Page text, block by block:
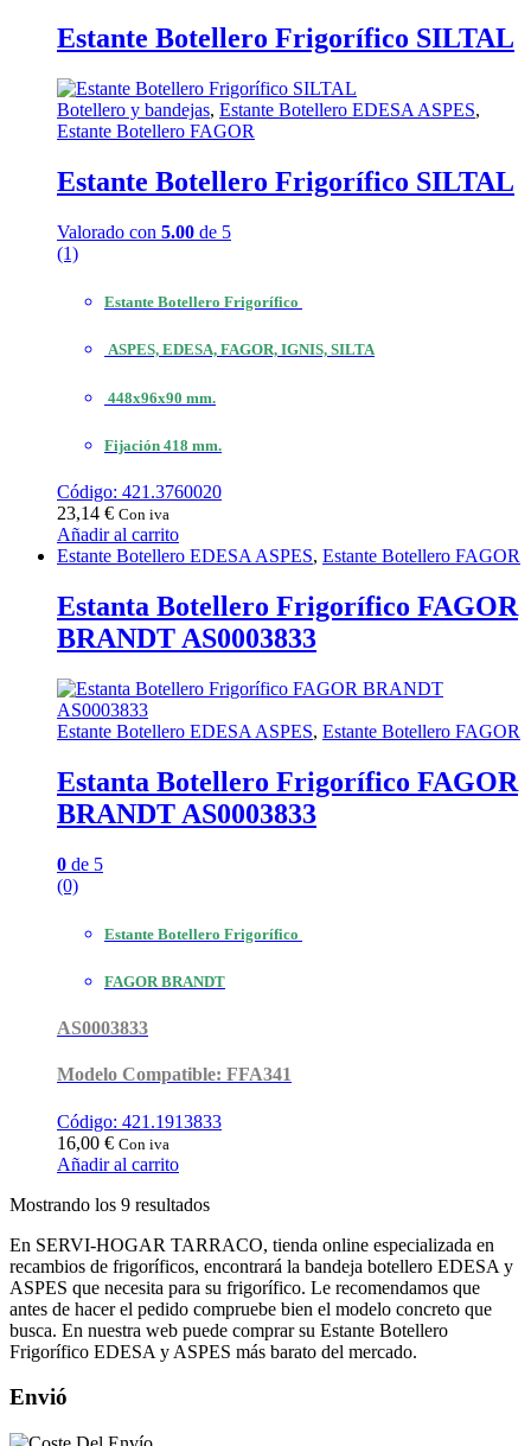
Estante Botellero Frigorífico SILTAL
Botellero y bandejas, Estante Botellero EDESA ASPES,
Estante Botellero FAGOR
Estante Botellero Frigorífico SILTAL
Valorado con 5.00 de 5
(1)
Estante Botellero Frigorífico
ASPES, EDESA, FAGOR, IGNIS, SILTA
448x96x90 mm.
Fijación 418 mm.
Código: 421.3760020
23,14 € Con iva
Añadir al carrito
Estante Botellero EDESA ASPES, Estante Botellero FAGOR
Estanta Botellero Frigorífico FAGOR
BRANDT AS0003833
Estante Botellero EDESA ASPES, Estante Botellero FAGOR
Estanta Botellero Frigorífico FAGOR
BRANDT AS0003833
0 de 5
(0)
Estante Botellero Frigorífico
FAGOR BRANDT
AS0003833
Modelo Compatible: FFA341
Código: 421.1913833
16,00 € Con iva
Añadir al carrito
Mostrando los 9 resultadosOrdenado
popularidad
En SERVI-HOGAR TARRACO, tienda online especializada en
recambios de frigoríficos, encontrará la bandeja botellero EDESA y
ASPES que necesita para su frigorífico. Le recomendamos que
antes de hacer el pedido compruebe bien el modelo concreto que
busca. En nuestra web puede comprar su Estante Botellero
Frigorífico EDESA y ASPES más barato del mercado.
Envió